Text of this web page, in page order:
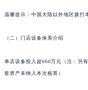
温馨提示：中国大陆以外地区拨打
（二）门店设备体系介绍
单店设备投入超660万元（注：另
套资产未纳入本次核算）